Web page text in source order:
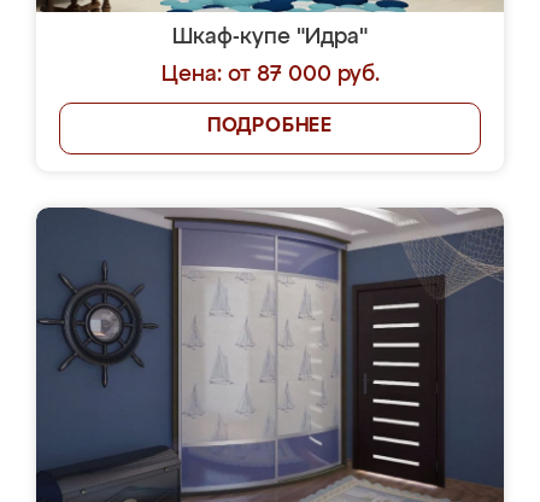
Шкаф-купе "Идра"
Цена: от 87 000 руб.
ПОДРОБНЕЕ